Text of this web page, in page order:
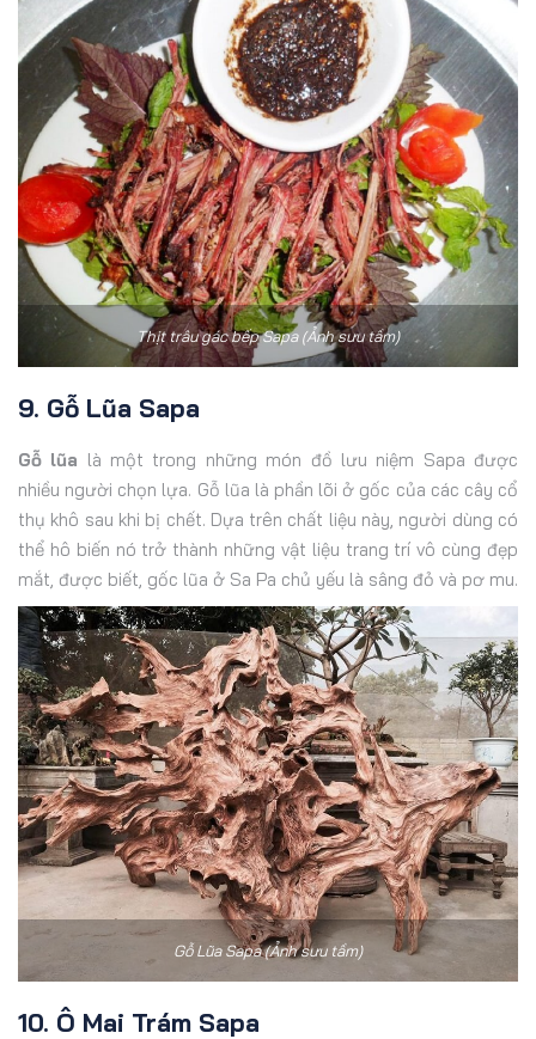
Thịt trâu gác bếp Sapa (Ảnh sưu tầm)
9. Gỗ Lũa Sapa
Gỗ lũa là một trong những món đồ lưu niệm Sapa được
nhiều người chọn lựa. Gỗ lũa là phần lõi ở gốc của các cây cổ
thụ khô sau khi bị chết. Dựa trên chất liệu này, người dùng có
thể hô biến nó trở thành những vật liệu trang trí vô cùng đẹp
mắt, được biết, gốc lũa ở Sa Pa chủ yếu là sâng đỏ và pơ mu.
Gỗ Lũa Sapa (Ảnh sưu tầm)
10. Ô Mai Trám Sapa